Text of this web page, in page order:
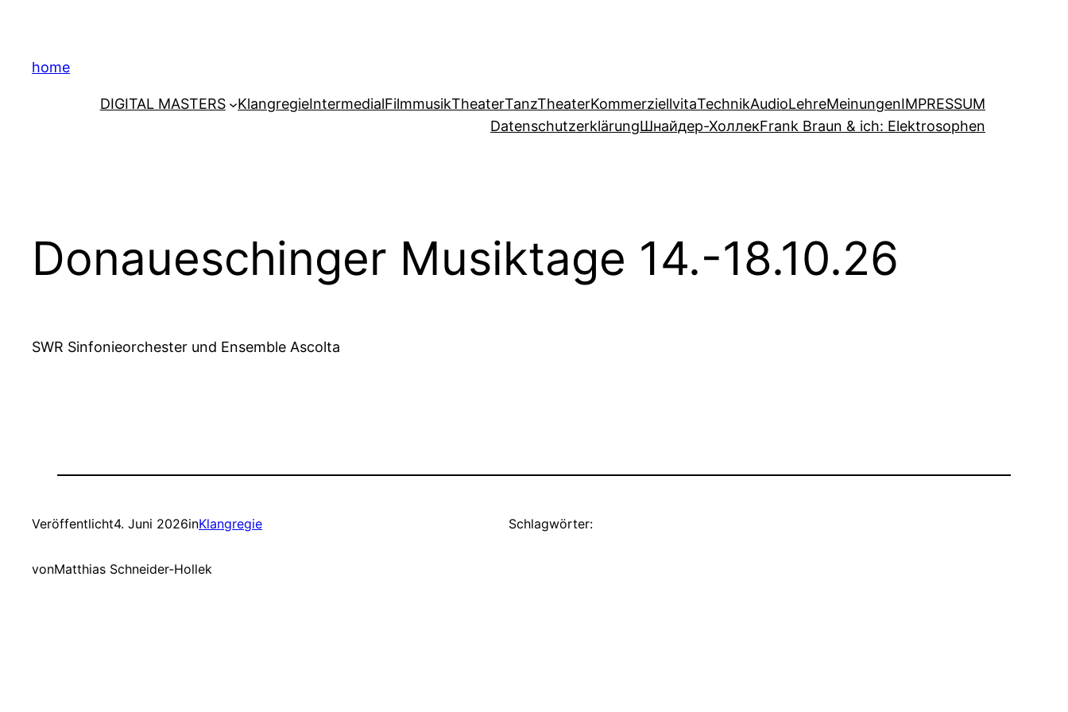
springen
home
DIGITAL MASTERS KlangregieIntermedialFilmmusikTheaterTanzTheaterKommerziellvitaTechnikAudioLehreMeinungenIMPRESSUM
DatenschutzerklärungШнайдер-ХоллекFrank Braun & ich: Elektrosophen
Donaueschinger Musiktage 14.-18.10.26
SWR Sinfonieorchester und Ensemble Ascolta
Veröffentlicht4. Juni 2026inKlangregie
vonMatthias Schneider-Hollek
Schlagwörter: